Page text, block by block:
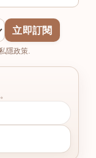
立即訂閱
隱政策.